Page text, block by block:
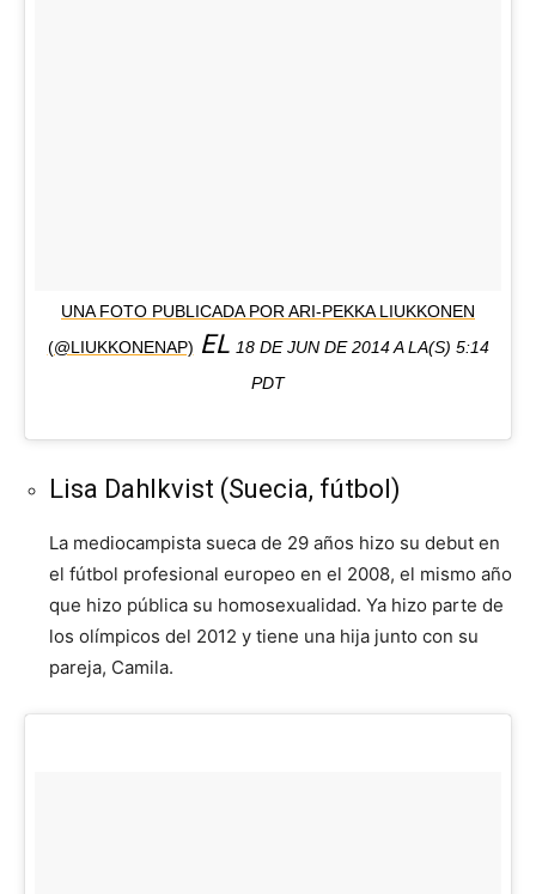
UNA FOTO PUBLICADA POR ARI-PEKKA LIUKKONEN
(@LIUKKONENAP) EL 18 DE JUN DE 2014 A LA(S) 5:14
PDT
Lisa Dahlkvist (Suecia, fútbol)
La mediocampista sueca de 29 años hizo su debut en
el fútbol profesional europeo en el 2008, el mismo año
que hizo pública su homosexualidad. Ya hizo parte de
los olímpicos del 2012 y tiene una hija junto con su
pareja, Camila.